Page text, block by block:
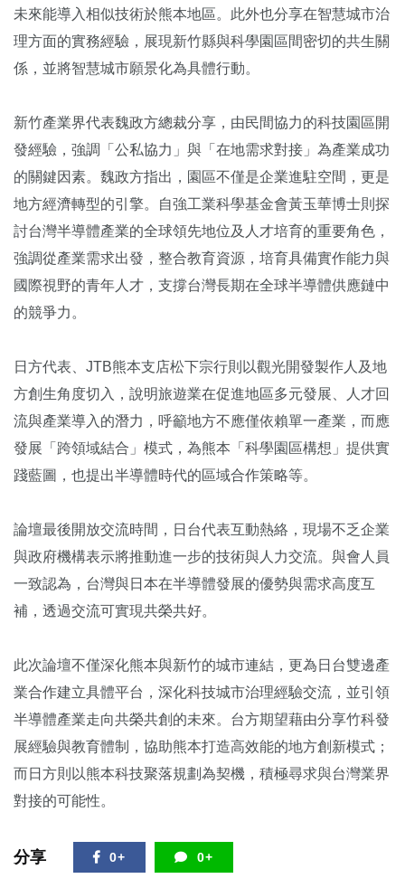
未來能導入相似技術於熊本地區。此外也分享在智慧城市治
理方面的實務經驗，展現新竹縣與科學園區間密切的共生關
係，並將智慧城市願景化為具體行動。
新竹產業界代表魏政方總裁分享，由民間協力的科技園區開
發經驗，強調「公私協力」與「在地需求對接」為產業成功
的關鍵因素。魏政方指出，園區不僅是企業進駐空間，更是
地方經濟轉型的引擎。自強工業科學基金會黃玉華博士則探
討台灣半導體產業的全球領先地位及人才培育的重要角色，
強調從產業需求出發，整合教育資源，培育具備實作能力與
國際視野的青年人才，支撐台灣長期在全球半導體供應鏈中
的競爭力。
日方代表、JTB熊本支店松下宗行則以觀光開發製作人及地
方創生角度切入，說明旅遊業在促進地區多元發展、人才回
流與產業導入的潛力，呼籲地方不應僅依賴單一產業，而應
發展「跨領域結合」模式，為熊本「科學園區構想」提供實
踐藍圖，也提出半導體時代的區域合作策略等。
論壇最後開放交流時間，日台代表互動熱絡，現場不乏企業
與政府機構表示將推動進一步的技術與人力交流。與會人員
一致認為，台灣與日本在半導體發展的優勢與需求高度互
補，透過交流可實現共榮共好。
此次論壇不僅深化熊本與新竹的城市連結，更為日台雙邊產
業合作建立具體平台，深化科技城市治理經驗交流，並引領
半導體產業走向共榮共創的未來。台方期望藉由分享竹科發
展經驗與教育體制，協助熊本打造高效能的地方創新模式；
而日方則以熊本科技聚落規劃為契機，積極尋求與台灣業界
對接的可能性。
分享 0+ 0+